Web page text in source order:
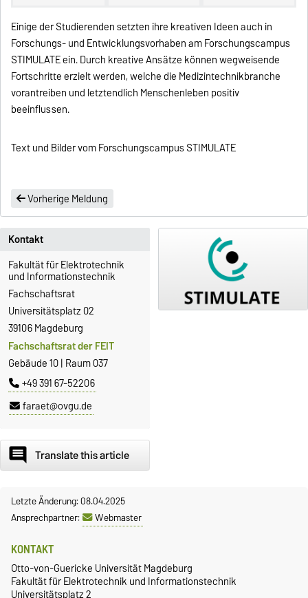
Einige der Studierenden setzten ihre kreativen Ideen auch in
Forschungs- und Entwicklungsvorhaben am Forschungscampus
STIMULATE ein. Durch kreative Ansätze können wegweisende
Fortschritte erzielt werden, welche die Medizintechnikbranche
vorantreiben und letztendlich Menschenleben positiv
beeinflussen.
Text und Bilder vom Forschungscampus STIMULATE
Vorherige Meldung
Kontakt
Fakultät für Elektrotechnik
und Informationstechnik
Fachschaftsrat
Universitätsplatz 02
39106 Magdeburg
Fachschaftsrat der FEIT
Gebäude 10 | Raum 037
+49 391 67-52206
faraet@ovgu.de
comment Translate this article
Letzte Änderung: 08.04.2025
Ansprechpartner:
Webmaster
KONTAKT
Otto-von-Guericke Universität Magdeburg
Fakultät für Elektrotechnik und Informationstechnik
Universitätsplatz 2